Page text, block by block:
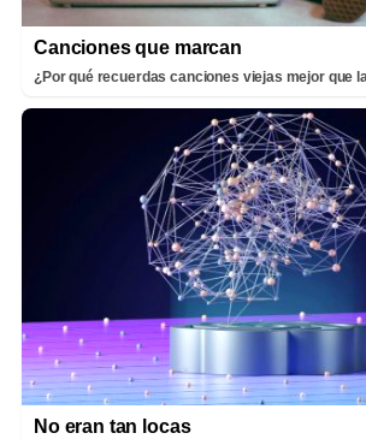
Canciones que marcan
¿Por qué recuerdas canciones viejas mejor que
No eran tan locas